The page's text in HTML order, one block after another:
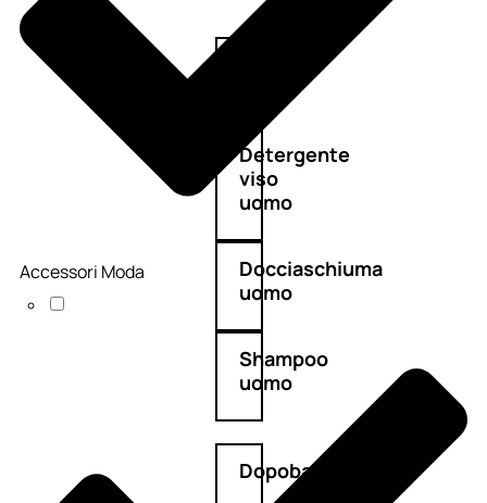
Detergente
viso
uomo
Docciaschiuma
uomo
Shampoo
uomo
Dopobarba
Accessori Moda